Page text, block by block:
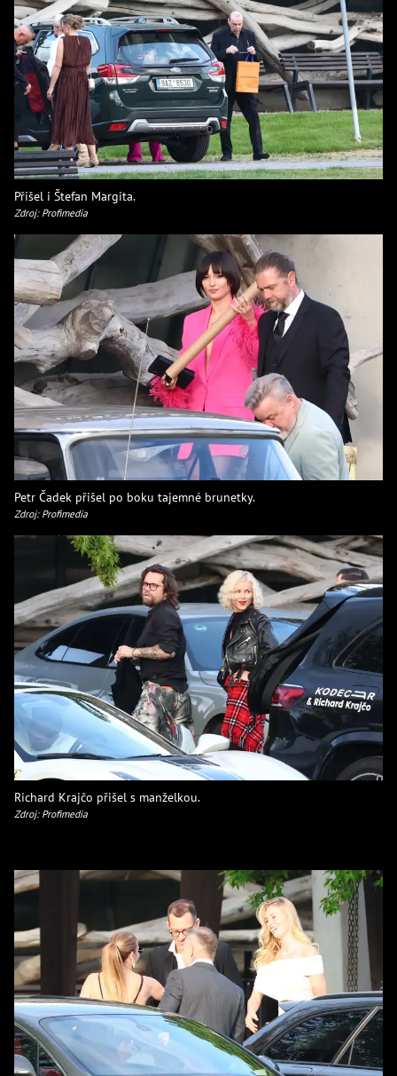
Přišel i Štefan Margita.
Zdroj: Profimedia
Petr Čadek přišel po boku tajemné brunetky.
Zdroj: Profimedia
Richard Krajčo přišel s manželkou.
Zdroj: Profimedia